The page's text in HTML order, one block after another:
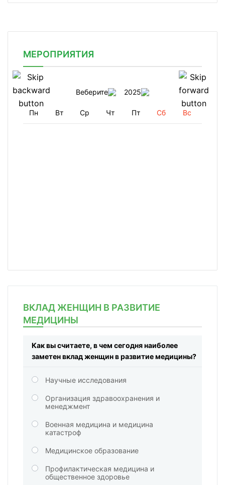
МЕРОПРИЯТИЯ
Веберите 2025
Пн Вт Ср Чт Пт Сб Вс
ВКЛАД ЖЕНЩИН В РАЗВИТИЕ
МЕДИЦИНЫ
Как вы считаете, в чем сегодня наиболее
заметен вклад женщин в развитие медицины?
Научные исследования
Организация здравоохранения и
менеджмент
Военная медицина и медицина
катастроф
Медицинское образование
Профилактическая медицина и
общественное здоровье